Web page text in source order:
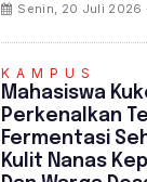
Senin, 20 Juli 2026
KAMPUS
Mahasiswa
Perkenalkan
Fermentasi
Kulit Nanas